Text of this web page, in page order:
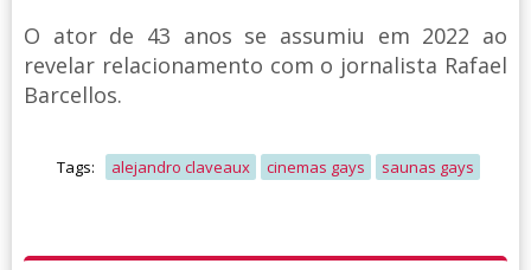
O ator de 43 anos se assumiu em 2022 ao
revelar relacionamento com o jornalista Rafael
Barcellos.
Tags: alejandro claveaux cinemas gays saunas gays